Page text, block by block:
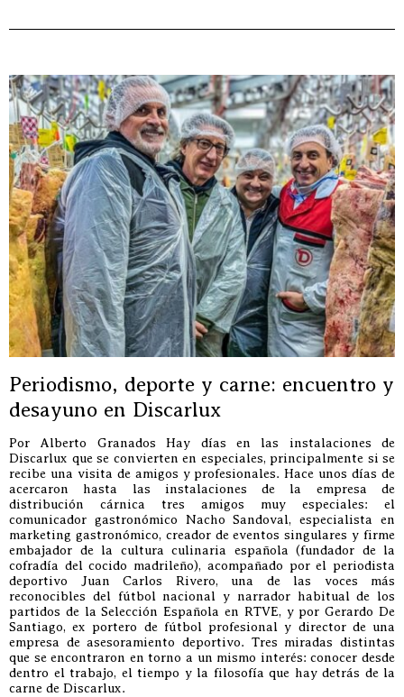
Periodismo, deporte y carne: encuentro y
desayuno en Discarlux
Por Alberto Granados Hay días en las instalaciones de
Discarlux que se convierten en especiales, principalmente si se
recibe una visita de amigos y profesionales. Hace unos días de
acercaron hasta las instalaciones de la empresa de
distribución cárnica tres amigos muy especiales: el
comunicador gastronómico Nacho Sandoval, especialista en
marketing gastronómico, creador de eventos singulares y firme
embajador de la cultura culinaria española (fundador de la
cofradía del cocido madrileño), acompañado por el periodista
deportivo Juan Carlos Rivero, una de las voces más
reconocibles del fútbol nacional y narrador habitual de los
partidos de la Selección Española en RTVE, y por Gerardo De
Santiago, ex portero de fútbol profesional y director de una
empresa de asesoramiento deportivo. Tres miradas distintas
que se encontraron en torno a un mismo interés: conocer desde
dentro el trabajo, el tiempo y la filosofía que hay detrás de la
carne de Discarlux.